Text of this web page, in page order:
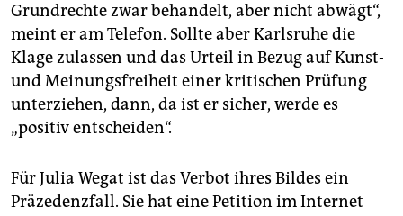
Grundrechte zwar behandelt, aber nicht abwägt“,
meint er am Telefon. Sollte aber Karlsruhe die
Klage zulassen und das Urteil in Bezug auf Kunst-
und Meinungsfreiheit einer kritischen Prüfung
unterziehen, dann, da ist er sicher, werde es
„positiv entscheiden“.
Für Julia Wegat ist das Verbot ihres Bildes ein
Präzedenzfall. Sie hat eine Petition im Internet